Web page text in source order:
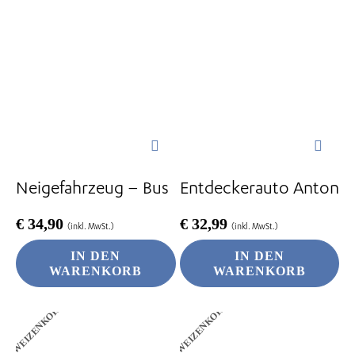
Neigefahrzeug – Bus
€ 34,90 (inkl. MwSt.)
IN DEN
WARENKORB
Entdeckerauto Anton
€32,99 (inkl. MwSt.)
IN DEN
WARENKORB
WEIZENKORN WEIZENKORN